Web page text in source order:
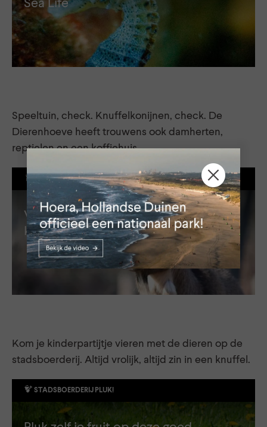
Sea Life
Speeltuin, check. Knuffelkonijnen, check. De
Dierenhoeve heeft trouwens ook damherten,
reptielen en een koffiehuis.
KINDERBOERDERIJ
Vers gebak eten tussen de dieren op
kinderboerderij De Dierenhoeve
Kom je kinderpartijtje vieren met de dieren op de
stadsboerderij. Altijd vrolijk, altijd zin in een knuffel.
STADSBOERDERIJ PLUK!